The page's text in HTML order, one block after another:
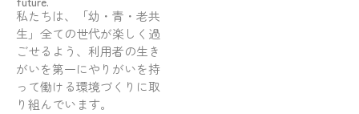
私たちは、「幼・青・老共
生」全ての世代が楽しく過
ごせるよう、利用者の生き
がいを第一にやりがいを持
って働ける環境づくりに取
り組んでいます。